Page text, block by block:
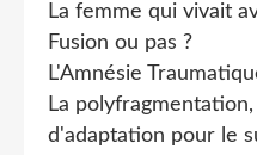
La femme qui vivait
Fusion ou pas ?
L'Amnésie
La
d'adaptation pour le